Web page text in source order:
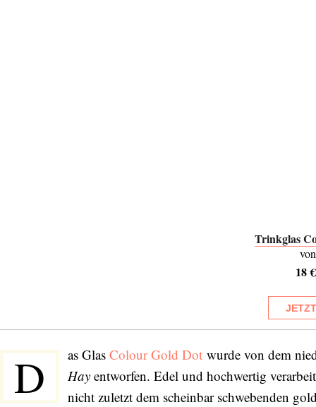
Trinkglas
18 €
D as Glas Colour Gold Dot wurde von dem
Hay entworfen. Edel und hochwertig
nicht zuletzt dem scheinbar schwebenden